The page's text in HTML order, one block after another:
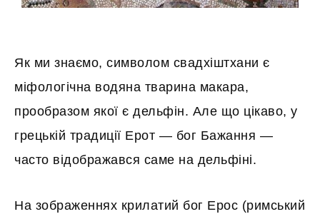
Як ми знаємо, символом свадхіштхани є
міфологічна водяна тварина макара,
прообразом якої є дельфін. Але що цікаво, у
грецькій традиції Ерот — бог Бажання —
часто відображався саме на дельфіні.
На зображеннях крилатий бог Ерос (римський